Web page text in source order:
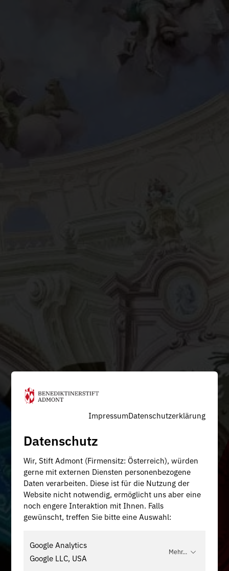
ImpressumDatenschutzerklärung
Datenschutz
Wir, Stift Admont (Firmensitz: Österreich), würden
gerne mit externen Diensten personenbezogene
Daten verarbeiten. Diese ist für die Nutzung der
Website nicht notwendig, ermöglicht uns aber eine
noch engere Interaktion mit Ihnen. Falls
gewünscht, treffen Sie bitte eine Auswahl:
Google Analytics
Google LLC, USA
Mehr...